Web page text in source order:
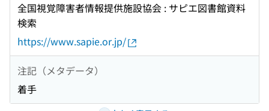
全国視覚障害者情報提供施設協会 : サピエ図書館資料
検索
https://www.sapie.or.jp/
注記（メタデータ）
着手